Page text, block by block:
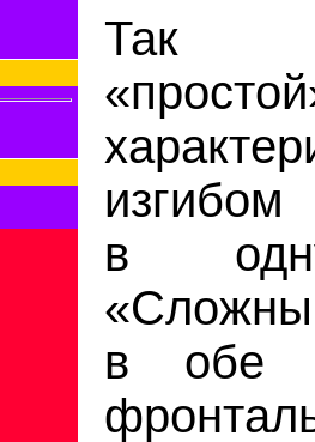
Так
изгибом
в
в обе